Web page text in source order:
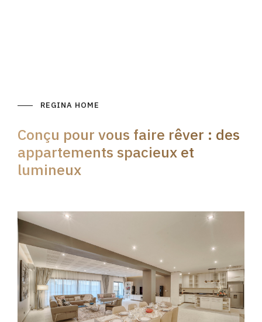
REGINA HOME
Conçu pour vous faire rêver : des
appartements spacieux et
lumineux